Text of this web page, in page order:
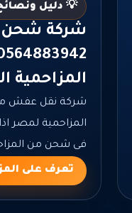
💡 دليل
شركة شحن
المزاحمية
شركة نقل عفش
المزاحمية لمصر
فى شحن من
تعرف على